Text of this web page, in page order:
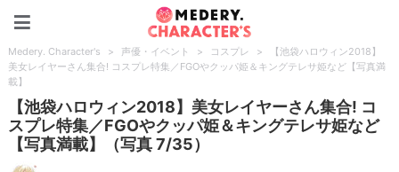
Medery. Character's > 声優・イベント > コスプレ >
【池袋ハロウィン2018】
美女レイヤーさん集合! コスプレ特集／FGOやクッパ姫＆キングテレサ姫など【写真満
載】
【池袋ハロウィン2018】美女レイヤーさん集合! コ
スプレ特集／FGOやクッパ姫＆キングテレサ姫など
【写真満載】（写真 7/35）